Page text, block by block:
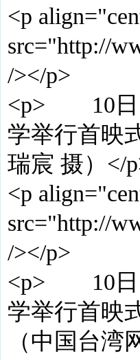
<p
src="http://
/></p>
<p> 10日
学举行首映
瑞宸 摄）</
<p
src="http://
/></p>
<p> 10日
学举行首映
（中国台湾